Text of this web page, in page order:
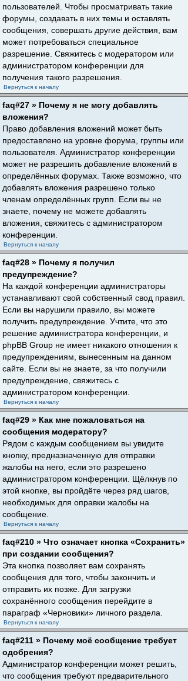
пользователей. Чтобы просматривать такие
форумы, создавать в них темы и оставлять
сообщения, совершать другие действия, вам
может потребоваться специальное
разрешение. Свяжитесь с модератором или
администратором конференции для
получения такого разрешения.
Вернуться к началу
faq#27 » Почему я не могу добавлять
вложения?
Право добавления вложений может быть
предоставлено на уровне форума, группы или
пользователя. Администратор конференции
может не разрешить добавление вложений в
определённых форумах. Также возможно, что
добавлять вложения разрешено только
членам определённых групп. Если вы не
знаете, почему не можете добавлять
вложения, свяжитесь с администратором
конференции.
Вернуться к началу
faq#28 » Почему я получил
предупреждение?
На каждой конференции администраторы
устанавливают свой собственный свод правил.
Если вы нарушили правило, вы можете
получить предупреждение. Учтите, что это
решение администратора конференции, и
phpBB Group не имеет никакого отношения к
предупреждениям, вынесенным на данном
сайте. Если вы не знаете, за что получили
предупреждение, свяжитесь с
администратором конференции.
Вернуться к началу
faq#29 » Как мне пожаловаться на
сообщения модератору?
Рядом с каждым сообщением вы увидите
кнопку, предназначенную для отправки
жалобы на него, если это разрешено
администратором конференции. Щёлкнув по
этой кнопке, вы пройдёте через ряд шагов,
необходимых для оправки жалобы на
сообщение.
Вернуться к началу
faq#210 » Что означает кнопка «Сохранить»
при создании сообщения?
Эта кнопка позволяет вам сохранять
сообщения для того, чтобы закончить и
отправить их позже. Для загрузки
сохранённого сообщения перейдите в
параграф «Черновики» личного раздела.
Вернуться к началу
faq#211 » Почему моё сообщение требует
одобрения?
Администратор конференции может решить,
что сообщения требуют предварительного